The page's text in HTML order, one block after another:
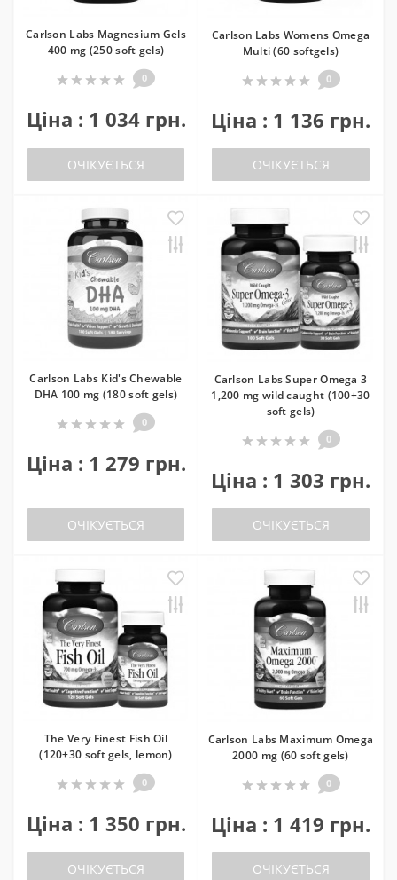
Carlson Labs Magnesium Gels
400 mg (250 soft gels)
0
Ціна : 1 034 грн.
ОЧІКУЄТЬСЯ
Carlson Labs Womens Omega
Multi (60 softgels)
0
Ціна : 1 136 грн.
ОЧІКУЄТЬСЯ
Carlson Labs Kid's Chewable
DHA 100 mg (180 soft gels)
0
Ціна : 1 279 грн.
ОЧІКУЄТЬСЯ
Carlson Labs Super Omega 3
1,200 mg wild caught (100+30
soft gels)
0
Ціна : 1 303 грн.
ОЧІКУЄТЬСЯ
The Very Finest Fish Oil
(120+30 soft gels, lemon)
0
Ціна : 1 350 грн.
ОЧІКУЄТЬСЯ
Carlson Labs Maximum Omega
2000 mg (60 soft gels)
0
Ціна : 1 419 грн.
ОЧІКУЄТЬСЯ